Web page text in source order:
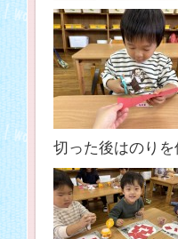
切った後はのり